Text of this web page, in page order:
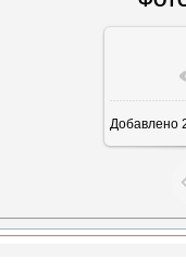
В
Добавлено